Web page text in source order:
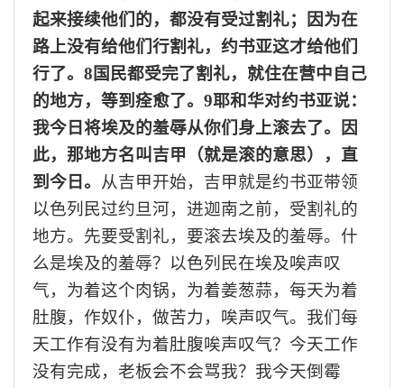
起来接续他们的，都没有受过割礼；因为在
路上没有给他们行割礼，约书亚这才给他们
行了。 8国民都受完了割礼，就住在营中自己
的地方，等到痊愈了。9耶和华对约书亚说：
我今日将埃及的羞辱从你们身上滚去了。因
此，那地方名叫吉甲 （就是滚的意思），直
到今日。 从吉甲开始， 吉甲就是约书亚带领
以色列民过约旦河，进迦南之前，受割礼的
地方。先要受割礼，要滚去埃及的羞辱。什
么是埃及的羞辱？以色列民在埃及唉声叹
气，为着这个肉锅，为着姜葱蒜，每天为着
肚腹，作奴仆，做苦力，唉声叹气。我们每
天工作有没有为着肚腹唉声叹气？今天工作
没有完成，老板会不会骂我？我今天倒霉